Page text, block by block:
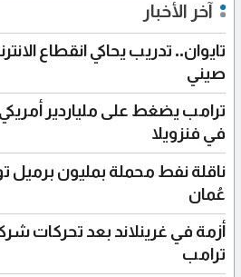
آخر الأخبار
تايوان.. تدريب يحاكي انقطاع
صيني
ترامب يضغط على ملياردير
في فنزويلا
ناقلة نفط محملة بمليون برميل
عُمان
أزمة في غرينلاند بعد تحركات
ترامب